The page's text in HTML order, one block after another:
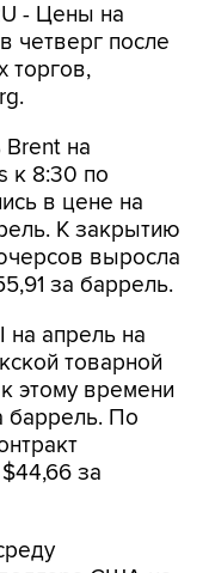
- Цены на
четверг после
торгов,
на
к 8:30 по
в цене на
К закрытию
выросла
за баррель.
апрель на
товарной
этому времени
баррель. По
за